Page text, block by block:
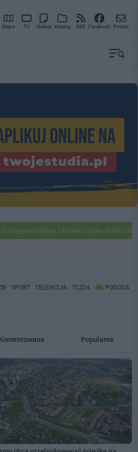
Mapa TV Galeria Katalog RSS Facebook Poczta
zdrowie i życie ok 500 pasażerów!
SPORT TELEWIZJA TCZ24 POGODA
Popularne